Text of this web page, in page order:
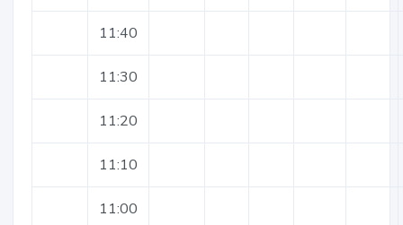
11:40
11:30
11:20
11:10
11:00